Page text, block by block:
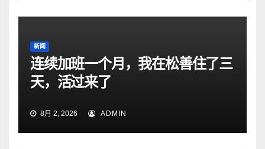
新闻
连续加班一个月，我在松善住了三
天，活过来了
8月 2, 2026 ADMIN